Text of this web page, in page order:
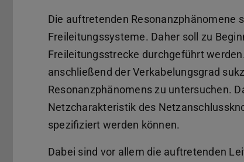
Die auftretenden Resonanzphänomene
Freileitungssysteme. Daher soll zu
Freileitungsstrecke durchgeführt
anschließend der Verkabelungsgrad
Resonanzphänomens zu untersuchen.
Netzcharakteristik des
spezifiziert werden können.
Dabei sind vor allem die auftretenden